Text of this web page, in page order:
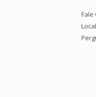
Fale